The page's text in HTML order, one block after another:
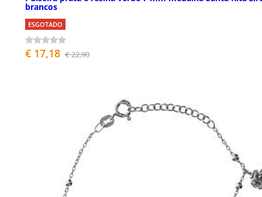
brancos
ESGOTADO
€ 17,18 € 22,90